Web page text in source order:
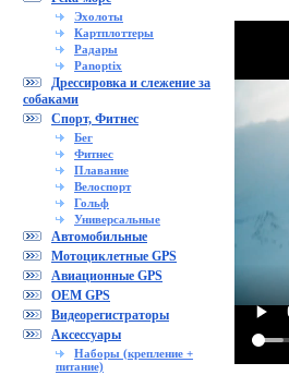
Эхолоты
Картплоттеры
Радары
Panoptix
Дрессировка и слежение за
собаками
Спорт, Фитнес
Бег
Фитнес
Плавание
Велоспорт
Гольф
Универсальные
Автомобильные
Мотоциклетные GPS
Авиационные GPS
OEM GPS
Видеорегистраторы
Аксессуары
Наборы (крепление +
питание)